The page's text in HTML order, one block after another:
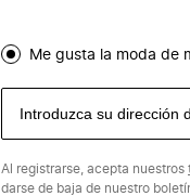
Me gusta la moda de
Al registrarse, acepta nuestros
darse de baja de nuestro